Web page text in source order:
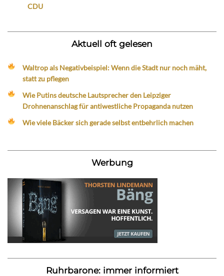
CDU
Aktuell oft gelesen
Waltrop als Negativbeispiel: Wenn die Stadt nur noch mäht,
statt zu pflegen
Wie Putins deutsche Lautsprecher den Leipziger
Drohnenanschlag für antiwestliche Propaganda nutzen
Wie viele Bäcker sich gerade selbst entbehrlich machen
Werbung
Ruhrbarone: immer informiert